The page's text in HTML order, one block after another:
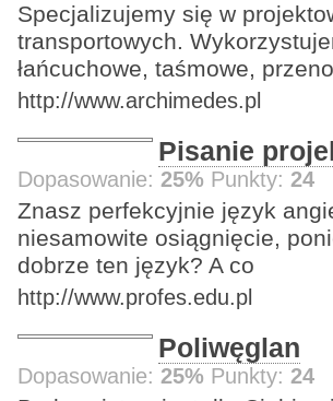
Specjalizujemy się w
transportowych.
łańcuchowe, taśmowe,
http://www.archimedes.pl
Pisanie
Dopasowanie: 25% Punkty: 24
Znasz perfekcyjnie język
niesamowite osiągnięcie,
dobrze ten język? A co
http://www.profes.edu.pl
Poliwęglan
Dopasowanie: 25% Punkty: 24